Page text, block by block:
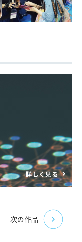
詳しく見る
次の作品